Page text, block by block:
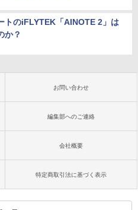
トのiFLYTEK「AINOTE 2」は
か？
お問い合わせ
編集部へのご連絡
会社概要
特定商取引法に基づく表示